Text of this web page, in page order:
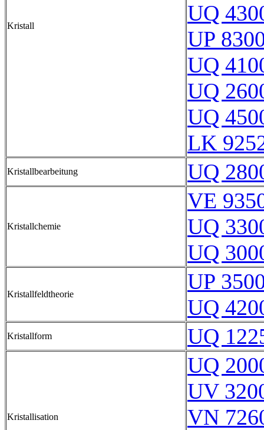
Kristall
UQ
UP
UQ
UQ
UQ
LK
Kristallbearbeitung UQ
Kristallchemie
VE
UQ
UQ
Kristallfeldtheorie
UP
UQ
Kristallform UQ
Kristallisation
UQ
UV
VN